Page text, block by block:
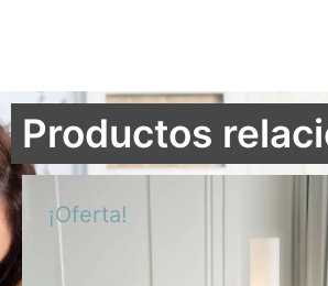
Productos
¡Oferta!